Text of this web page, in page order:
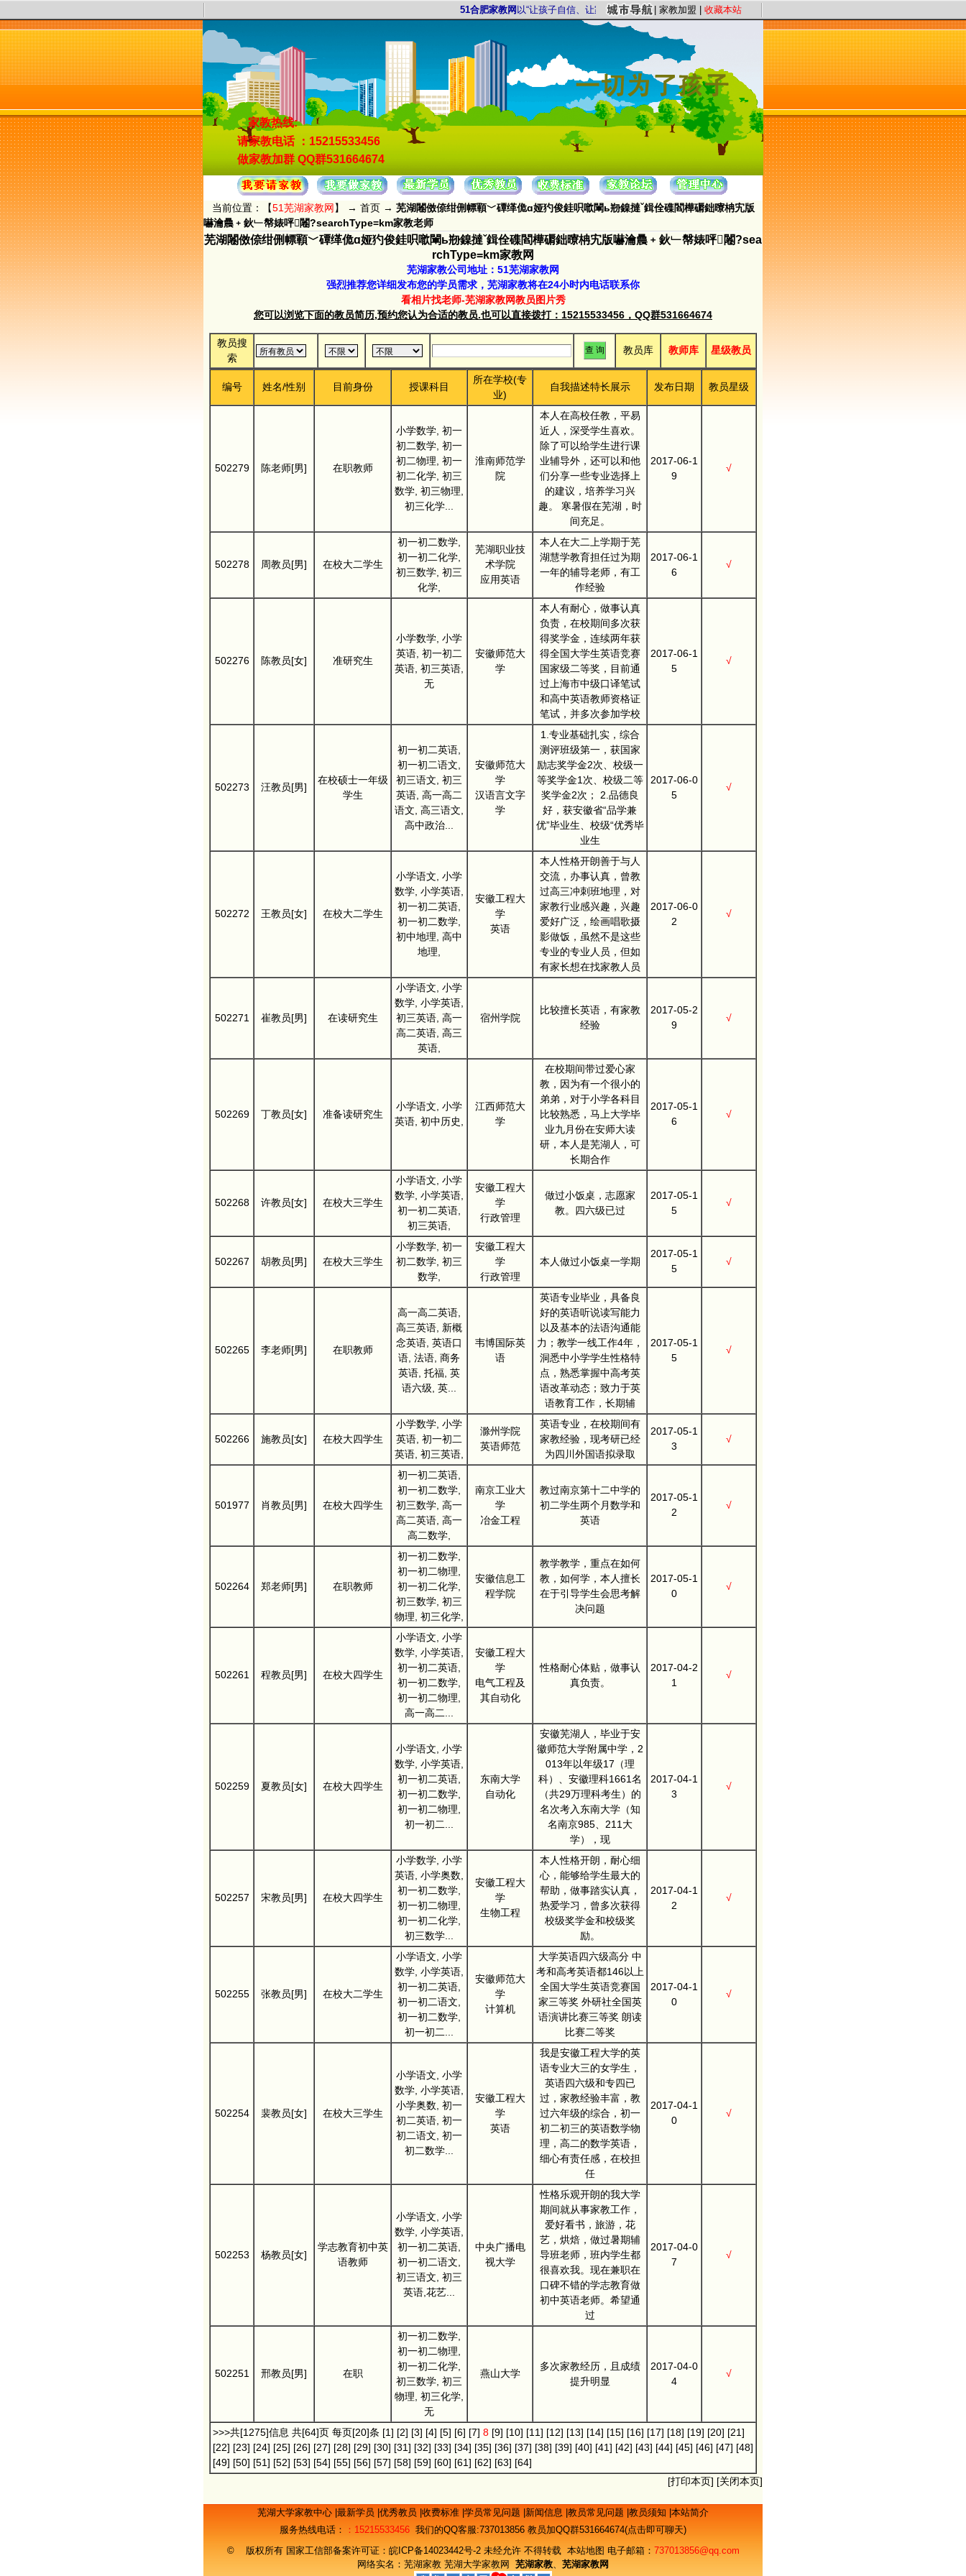
51合肥家教网以“让孩子自信、让家长放心”为服务宗旨，以“证件认证、星级评定”保证教员质量，以“系统化、高质量、快节
家教加盟 收藏本站
家教热线:
请家教电话 ：15215533456
做家教加群 QQ群531664674
当前位置：【51芜湖家教网】 → 首页 → 芜湖闂傚倷绀侀幖顐﹀磹缂佹ɑ娅犳俊銈呮噷閳ь剙鎳撻ˇ鍓佺磼閻樺磭鈯曢柟宄版
嚇瀹曟﹢鈥﹂幋婊呯闂?searchType=km家教老师
芜湖闂傚倷绀侀幖顐﹀磹缂佹ɑ娅犳俊銈呮噷閳ь剙鎳撻ˇ鍓佺磼閻樺磭鈯曢柟宄版嚇瀹曟﹢鈥﹂幋婊呯闂?sea
rchType=km家教网
芜湖家教公司地址：51芜湖家教网
强烈推荐您详细发布您的学员需求，芜湖家教将在24小时内电话联系你
看相片找老师-芜湖家教网教员图片秀
您可以浏览下面的教员简历,预约您认为合适的教员.也可以直接拨打：15215533456，QQ群531664674
教员搜
索
教员库 教师库 星级教员
编号 姓名/性别 目前身份 授课科目
所在学校(专
业)
自我描述特长展示 发布日期 教员星级
502279 陈老师[男] 在职教师
小学数学, 初一
初二数学, 初一
初二物理, 初一
初二化学, 初三
数学, 初三物理,
初三化学...
淮南师范学
院
本人在高校任教，平易
近人，深受学生喜欢。
除了可以给学生进行课
业辅导外，还可以和他
们分享一些专业选择上
的建议，培养学习兴
趣。 寒暑假在芜湖，时
间充足。
2017-06-1
9
√
502278 周教员[男] 在校大二学生
初一初二数学,
初一初二化学,
初三数学, 初三
化学,
芜湖职业技
术学院
应用英语
本人在大二上学期于芜
湖慧学教育担任过为期
一年的辅导老师，有工
作经验
2017-06-1
6
√
502276 陈教员[女] 准研究生
小学数学, 小学
英语, 初一初二
英语, 初三英语,
无
安徽师范大
学
本人有耐心，做事认真
负责，在校期间多次获
得奖学金，连续两年获
得全国大学生英语竞赛
国家级二等奖，目前通
过上海市中级口译笔试
和高中英语教师资格证
笔试，并多次参加学校
2017-06-1
5
√
502273 汪教员[男]
在校硕士一年级
学生
初一初二英语,
初一初二语文,
初三语文, 初三
英语, 高一高二
语文, 高三语文,
高中政治...
安徽师范大
学
汉语言文字
学
1.专业基础扎实，综合
测评班级第一，获国家
励志奖学金2次、校级一
等奖学金1次、校级二等
奖学金2次； 2.品德良
好，获安徽省“品学兼
优”毕业生、校级“优秀毕
业生
2017-06-0
5
√
502272 王教员[女] 在校大二学生
小学语文, 小学
数学, 小学英语,
初一初二英语,
初一初二数学,
初中地理, 高中
地理,
安徽工程大
学
英语
本人性格开朗善于与人
交流，办事认真，曾教
过高三冲刺班地理，对
家教行业感兴趣，兴趣
爱好广泛，绘画唱歌摄
影做饭，虽然不是这些
专业的专业人员，但如
有家长想在找家教人员
2017-06-0
2
√
502271 崔教员[男] 在读研究生
小学语文, 小学
数学, 小学英语,
初三英语, 高一
高二英语, 高三
英语,
宿州学院
比较擅长英语，有家教
经验
2017-05-2
9
√
502269 丁教员[女] 准备读研究生
小学语文, 小学
英语, 初中历史,
江西师范大
学
在校期间带过爱心家
教，因为有一个很小的
弟弟，对于小学各科目
比较熟悉，马上大学毕
业九月份在安师大读
研，本人是芜湖人，可
长期合作
2017-05-1
6
√
502268 许教员[女] 在校大三学生
小学语文, 小学
数学, 小学英语,
初一初二英语,
初三英语,
安徽工程大
学
行政管理
做过小饭桌，志愿家
教。四六级已过
2017-05-1
5
√
502267 胡教员[男] 在校大三学生
小学数学, 初一
初二数学, 初三
数学,
安徽工程大
学
行政管理
本人做过小饭桌一学期
2017-05-1
5
√
502265 李老师[男] 在职教师
高一高二英语,
高三英语, 新概
念英语, 英语口
语, 法语, 商务
英语, 托福, 英
语六级, 英...
韦博国际英
语
英语专业毕业，具备良
好的英语听说读写能力
以及基本的法语沟通能
力；教学一线工作4年，
洞悉中小学学生性格特
点，熟悉掌握中高考英
语改革动态；致力于英
语教育工作，长期辅
2017-05-1
5
√
502266 施教员[女] 在校大四学生
小学数学, 小学
英语, 初一初二
英语, 初三英语,
滁州学院
英语师范
英语专业，在校期间有
家教经验，现考研已经
为四川外国语拟录取
2017-05-1
3
√
501977 肖教员[男] 在校大四学生
初一初二英语,
初一初二数学,
初三数学, 高一
高二英语, 高一
高二数学,
南京工业大
学
冶金工程
教过南京第十二中学的
初二学生两个月数学和
英语
2017-05-1
2
√
502264 郑老师[男] 在职教师
初一初二数学,
初一初二物理,
初一初二化学,
初三数学, 初三
物理, 初三化学,
安徽信息工
程学院
教学教学，重点在如何
教，如何学，本人擅长
在于引导学生会思考解
决问题
2017-05-1
0
√
502261 程教员[男] 在校大四学生
小学语文, 小学
数学, 小学英语,
初一初二英语,
初一初二数学,
初一初二物理,
高一高二...
安徽工程大
学
电气工程及
其自动化
性格耐心体贴，做事认
真负责。
2017-04-2
1
√
502259 夏教员[女] 在校大四学生
小学语文, 小学
数学, 小学英语,
初一初二英语,
初一初二数学,
初一初二物理,
初一初二...
东南大学
自动化
安徽芜湖人，毕业于安
徽师范大学附属中学，2
013年以年级17（理
科）、安徽理科1661名
（共29万理科考生）的
名次考入东南大学（知
名南京985、211大
学），现
2017-04-1
3
√
502257 宋教员[男] 在校大四学生
小学数学, 小学
英语, 小学奥数,
初一初二数学,
初一初二物理,
初一初二化学,
初三数学...
安徽工程大
学
生物工程
本人性格开朗，耐心细
心，能够给学生最大的
帮助，做事踏实认真，
热爱学习，曾多次获得
校级奖学金和校级奖
励。
2017-04-1
2
√
502255 张教员[男] 在校大二学生
小学语文, 小学
数学, 小学英语,
初一初二英语,
初一初二语文,
初一初二数学,
初一初二...
安徽师范大
学
计算机
大学英语四六级高分 中
考和高考英语都146以上
全国大学生英语竞赛国
家三等奖 外研社全国英
语演讲比赛三等奖 朗读
比赛二等奖
2017-04-1
0
√
502254 裴教员[女] 在校大三学生
小学语文, 小学
数学, 小学英语,
小学奥数, 初一
初二英语, 初一
初二语文, 初一
初二数学...
安徽工程大
学
英语
我是安徽工程大学的英
语专业大三的女学生，
英语四六级和专四已
过，家教经验丰富，教
过六年级的综合，初一
初二初三的英语数学物
理，高二的数学英语，
细心有责任感，在校担
任
2017-04-1
0
√
502253 杨教员[女]
学志教育初中英
语教师
小学语文, 小学
数学, 小学英语,
初一初二英语,
初一初二语文,
初三语文, 初三
英语,花艺...
中央广播电
视大学
性格乐观开朗的我大学
期间就从事家教工作，
爱好看书，旅游，花
艺，烘焙，做过暑期辅
导班老师，班内学生都
很喜欢我。现在兼职在
口碑不错的学志教育做
初中英语老师。希望通
过
2017-04-0
7
√
502251 邢教员[男] 在职
初一初二数学,
初一初二物理,
初一初二化学,
初三数学, 初三
物理, 初三化学,
无
燕山大学
多次家教经历，且成绩
提升明显
2017-04-0
4
√
>>>共[1275]信息 共[64]页 每页[20]条 [1] [2] [3] [4] [5] [6] [7] 8 [9] [10] [11] [12] [13] [14] [15] [16] [17] [18] [19] [20] [21]
[22] [23] [24] [25] [26] [27] [28] [29] [30] [31] [32] [33] [34] [35] [36] [37] [38] [39] [40] [41] [42] [43] [44] [45] [46] [47] [48]
[49] [50] [51] [52] [53] [54] [55] [56] [57] [58] [59] [60] [61] [62] [63] [64]
[打印本页] [关闭本页]
芜湖大学家教中心 最新学员 优秀教员 收费标准 学员常见问题 新闻信息 教员常见问题 教员须知 本站简介
服务热线电话：
：15215533456 我们的QQ客服:737013856 教员加QQ群531664674(点击即可聊天)
© 版权所有 国家工信部备案许可证： 皖ICP备14023442号-2 未经允许 不得转载 本站地图 电子邮箱： 737013856@qq.com
网络实名： 芜湖家教 芜湖大学家教网 芜湖家教、 芜湖家教网